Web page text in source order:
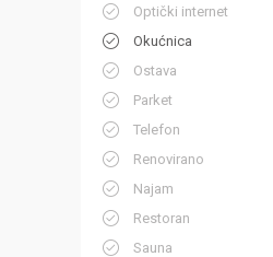
Optički internet
Okućnica
Ostava
Parket
Telefon
Renovirano
Najam
Restoran
Sauna